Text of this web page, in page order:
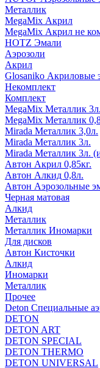
Металлик
MegaMix Акрил
MegaMix Акрил не
HOTZ Эмали
Аэрозоли
Акрил
Glosaniko Акриловые
Некомплект
Комплект
MegaMix Металлик 3л.
MegaMix Металлик
Mirada Металлик 3,0л.
Mirada Металлик 3л.
Mirada Металлик 3л.
Автон Акрил 0,85кг.
Автон Алкид 0,8л.
Автон Аэрозольные
Черная матовая
Алкид
Металлик
Металлик Иномарки
Для дисков
Автон Кисточки
Алкид
Иномарки
Металлик
Прочее
Deton Специальные
DETON
DETON ART
DETON SPECIAL
DETON THERMO
DETON UNIVERSAL